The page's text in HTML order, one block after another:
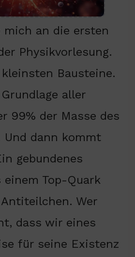
mich an die ersten
Physikvorlesung.
Bausteine.
aller
99% der Masse des
Und dann kommt
gebundenes
einem Top-Quark
Wer
dass wir eines
für seine Existenz